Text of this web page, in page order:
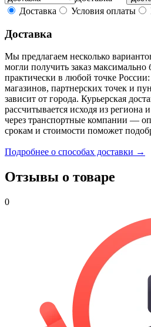
Доставка Условия оплаты
Доставка
Мы предлагаем несколько
могли получить заказ максимально
практически в любой точке
магазинов, партнерских точек и
зависит от города. Курьерская
рассчитывается исходя из региона
через транспортные компании —
срокам и стоимости поможет
Подробнее о способах доставки →
Отзывы о товаре
0